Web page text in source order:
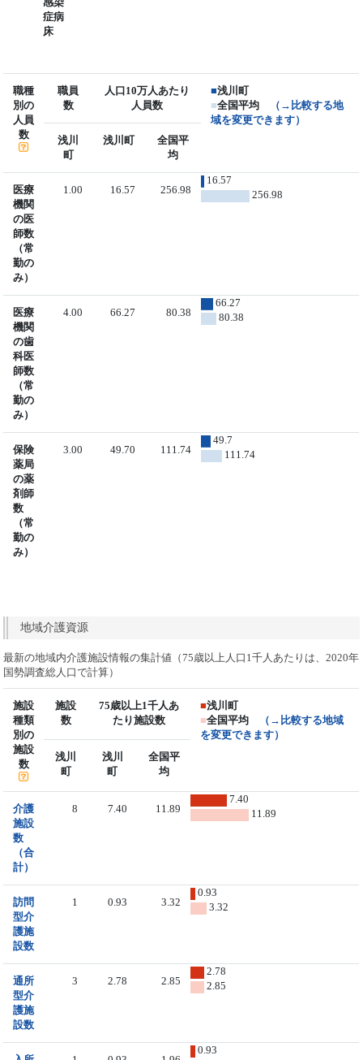
症病
床
職種
別の
人員
数
職員
数
人口10万人あたり
人員数
■浅川町
■全国平均
（→比較する地
域を変更できます）
浅川
町
浅川町
全国平
均
医療
機関
の医
師数
（常
勤の
み）
1.00 16.57 256.98
16.57
256.98
医療
機関
の歯
科医
師数
（常
勤の
み）
4.00 66.27 80.38
66.27
80.38
保険
薬局
の薬
剤師
数
（常
勤の
み）
3.00 49.70 111.74
49.7
111.74
地域介護資源
最新の地域内介護施設情報の集計値（75歳以上人口1千人あたりは、2020年
国勢調査総人口で計算）
施設
種類
別の
施設
数
施設
数
75歳以上1千人あ
たり施設数
■浅川町
■全国平均
（→比較する地域
を変更できます）
浅川
町
浅川
町
全国平
均
介護
施設
数
（合
計）
8 7.40 11.89
7.40
11.89
訪問
型介
護施
設数
1 0.93 3.32
0.93
3.32
通所
型介
護施
設数
3 2.78 2.85
2.78
2.85
0.93